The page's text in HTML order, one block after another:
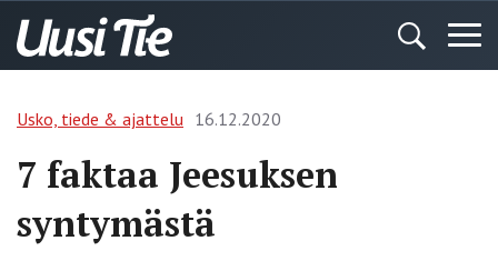
Usko, tiede & ajattelu 16.12.2020
7 faktaa Jeesuksen
syntymästä